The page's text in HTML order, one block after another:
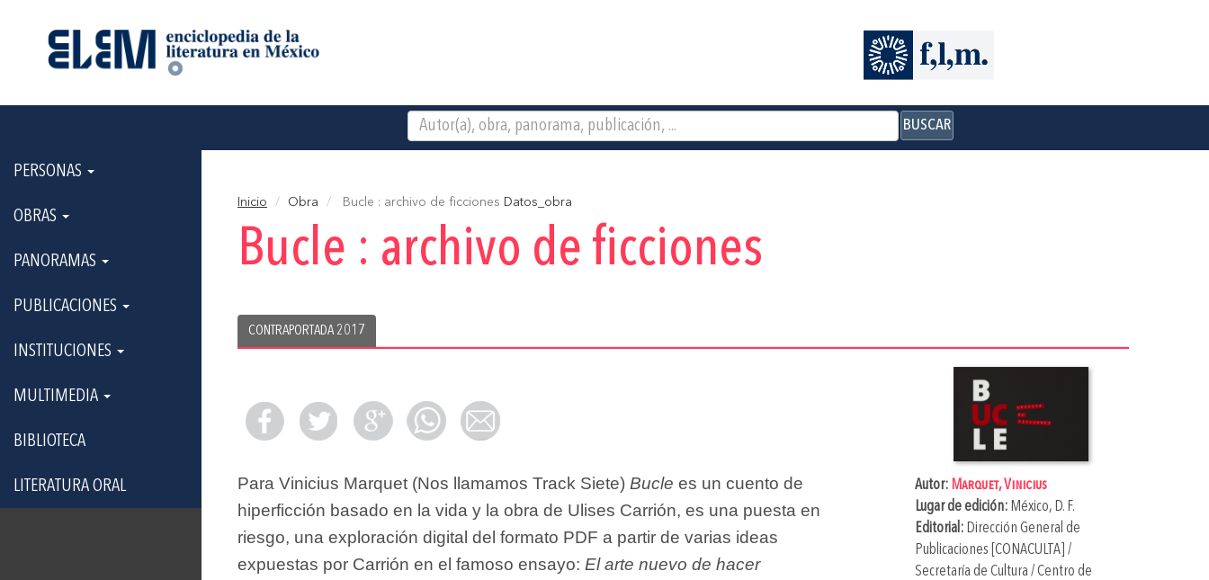
BUSCAR
PERSONAS
OBRAS
PANORAMAS
PUBLICACIONES
INSTITUCIONES
MULTIMEDIA
BIBLIOTECA
LITERATURA ORAL
Inicio Obra Bucle : archivo de ficciones Datos_obra
Bucle : archivo de ficciones
CONTRAPORTADA 2017
Autor: Marquet, Vinicius
Lugar de edición: México, D. F.
Editorial: Dirección General de
Publicaciones [CONACULTA] /
Secretaría de Cultura / Centro de
Para Vinicius Marquet (Nos llamamos Track Siete) Bucle es un cuento de
hiperficción basado en la vida y la obra de Ulises Carrión, es una puesta en
riesgo, una exploración digital del formato PDF a partir de varias ideas
expuestas por Carrión en el famoso ensayo: El arte nuevo de hacer